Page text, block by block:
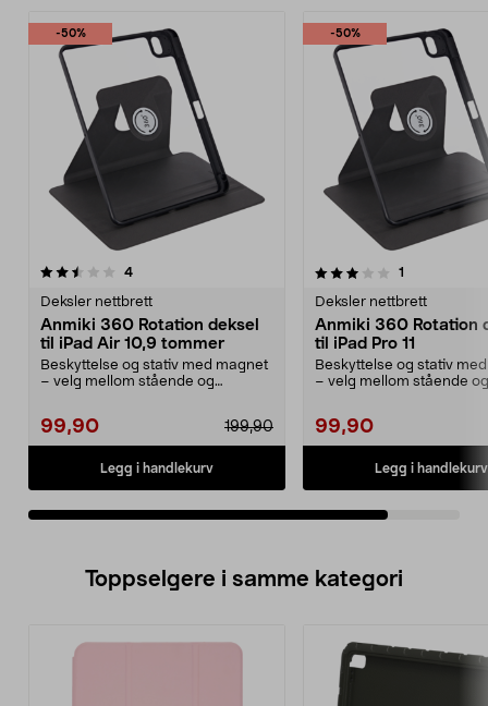
-50%
4anmeldelser
Deksler nettbrett
Anmiki 360 Rotation deksel
til iPad Air 10,9 tommer
Beskyttelse og stativ med magnet
– velg mellom stående og
199,90
99,90
Legg i handlekurv
-50%
3.0av 5 stjerner 1
Deksler nettbrett
Anmiki 360 Rotation
til iPad Pro 11
Beskyttelse og stativ
– velg mellom stående og
99,90
Legg i handlekurv
Toppselgere i samme kategori